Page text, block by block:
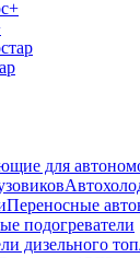
для
Переносные
подогреватели
дизельного